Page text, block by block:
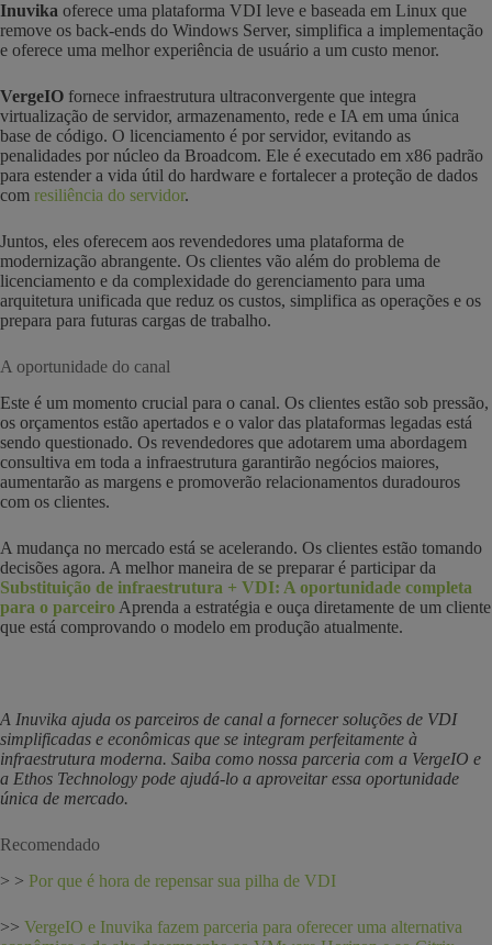
Inuvika oferece uma plataforma VDI leve e baseada em Linux que
remove os back-ends do Windows Server, simplifica a implementação
e oferece uma melhor experiência de usuário a um custo menor.
VergeIO fornece infraestrutura ultraconvergente que integra
virtualização de servidor, armazenamento, rede e IA em uma única
base de código. O licenciamento é por servidor, evitando as
penalidades por núcleo da Broadcom. Ele é executado em x86 padrão
para estender a vida útil do hardware e fortalecer a proteção de dados
com resiliência do servidor.
Juntos, eles oferecem aos revendedores uma plataforma de
modernização abrangente. Os clientes vão além do problema de
licenciamento e da complexidade do gerenciamento para uma
arquitetura unificada que reduz os custos, simplifica as operações e os
prepara para futuras cargas de trabalho.
A oportunidade do canal
Este é um momento crucial para o canal. Os clientes estão sob pressão,
os orçamentos estão apertados e o valor das plataformas legadas está
sendo questionado. Os revendedores que adotarem uma abordagem
consultiva em toda a infraestrutura garantirão negócios maiores,
aumentarão as margens e promoverão relacionamentos duradouros
com os clientes.
A mudança no mercado está se acelerando. Os clientes estão tomando
decisões agora. A melhor maneira de se preparar é participar da
Substituição de infraestrutura + VDI: A oportunidade completa
para o parceiro Aprenda a estratégia e ouça diretamente de um cliente
que está comprovando o modelo em produção atualmente.
A Inuvika ajuda os parceiros de canal a fornecer soluções de VDI
simplificadas e econômicas que se integram perfeitamente à
infraestrutura moderna. Saiba como nossa parceria com a VergeIO e
a Ethos Technology pode ajudá-lo a aproveitar essa oportunidade
única de mercado.
Recomendado
> > Por que é hora de repensar sua pilha de VDI
>> VergeIO e Inuvika fazem parceria para oferecer uma alternativa